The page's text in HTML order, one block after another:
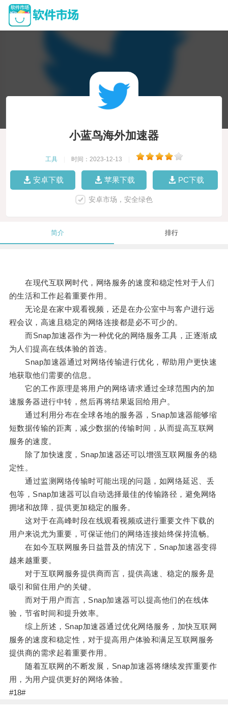
小蓝鸟海外加速器
工具 时间：2023-12-13
安卓下载 苹果下载 PC下载
安卓市场，安全绿色
简介 排行
在现代互联网时代，网络服务的速度和稳定性对于人们
的生活和工作起着重要作用。
无论是在家中观看视频，还是在办公室中与客户进行远
程会议，高速且稳定的网络连接都是必不可少的。
而Snap加速器作为一种优化的网络服务工具，正逐渐成
为人们提高在线体验的首选。
Snap加速器通过对网络传输进行优化，帮助用户更快速
地获取他们需要的信息。
它的工作原理是将用户的网络请求通过全球范围内的加
速服务器进行中转，然后再将结果返回给用户。
通过利用分布在全球各地的服务器，Snap加速器能够缩
短数据传输的距离，减少数据的传输时间，从而提高互联网
服务的速度。
除了加快速度，Snap加速器还可以增强互联网服务的稳
定性。
通过监测网络传输时可能出现的问题，如网络延迟、丢
包等，Snap加速器可以自动选择最佳的传输路径，避免网络
拥堵和故障，提供更加稳定的服务。
这对于在高峰时段在线观看视频或进行重要文件下载的
用户来说尤为重要，可保证他们的网络连接始终保持流畅。
在如今互联网服务日益普及的情况下，Snap加速器变得
越来越重要。
对于互联网服务提供商而言，提供高速、稳定的服务是
吸引和留住用户的关键。
而对于用户而言，Snap加速器可以提高他们的在线体
验，节省时间和提升效率。
综上所述，Snap加速器通过优化网络服务，加快互联网
服务的速度和稳定性，对于提高用户体验和满足互联网服务
提供商的需求起着重要作用。
随着互联网的不断发展，Snap加速器将继续发挥重要作
用，为用户提供更好的网络体验。
#18#